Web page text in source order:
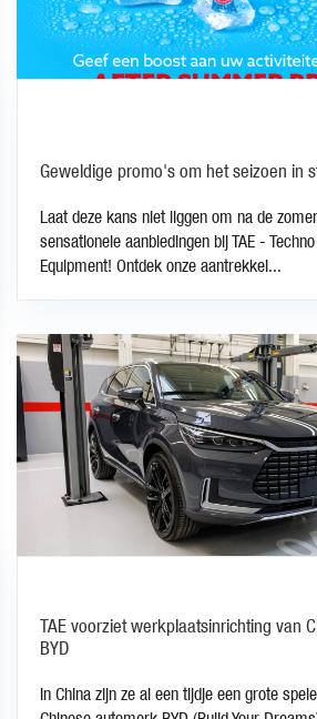
Geweldige promo's om het seizoen in
Laat deze kans niet liggen om na de
sensationele aanbiedingen bij TAE -
Equipment! Ontdek onze aantrekkel...
TAE voorziet werkplaatsinrichting van
BYD
In China zijn ze al een tijdje een grote